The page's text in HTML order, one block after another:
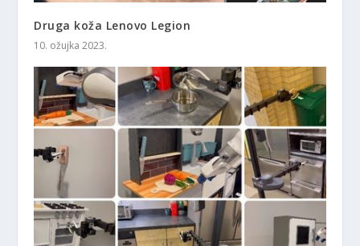
Druga koža Lenovo Legion
10. ožujka 2023.